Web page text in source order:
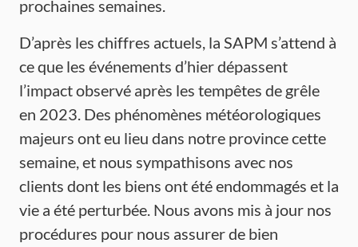
prochaines semaines.
D’après les chiffres actuels, la SAPM s’attend à
ce que les événements d’hier dépassent
l’impact observé après les tempêtes de grêle
en 2023. Des phénomènes météorologiques
majeurs ont eu lieu dans notre province cette
semaine, et nous sympathisons avec nos
clients dont les biens ont été endommagés et la
vie a été perturbée. Nous avons mis à jour nos
procédures pour nous assurer de bien